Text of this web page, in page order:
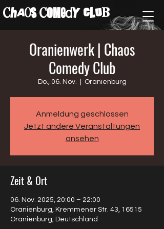
ChAos COMedY cLuB
Oranienwerk | Chaos
Comedy Club
Do., 06. Nov. Oranienburg
Anmeldung geschlossen
Jetzt andere Veranstaltungen
ansehen
Zeit & Ort
06. Nov. 2025, 20:00 – 22:00
Oranienburg, Kremmener Str. 43, 16515
Oranienburg, Deutschland